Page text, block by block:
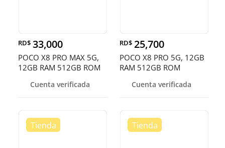
RD$ 33,000
POCO X8 PRO MAX 5G,
12GB RAM 512GB ROM
Cuenta verificada
RD$ 25,700
POCO X8 PRO 5G, 12GB
RAM 512GB ROM
Cuenta verificada